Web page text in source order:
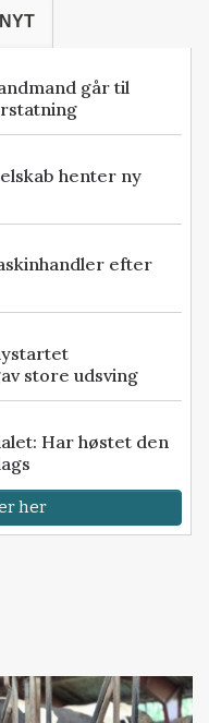
går til
henter ny
efter
store udsving
Har høstet den
her